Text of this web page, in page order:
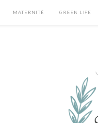
MATERNITÉ GREEN LIFE